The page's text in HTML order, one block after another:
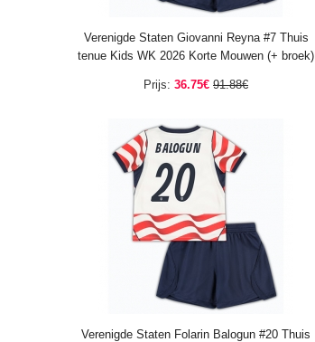
Verenigde Staten Giovanni Reyna #7 Thuis
tenue Kids WK 2026 Korte Mouwen (+ broek)
Prijs: 36.75€ 91.88€
Verenigde Staten Folarin Balogun #20 Thuis